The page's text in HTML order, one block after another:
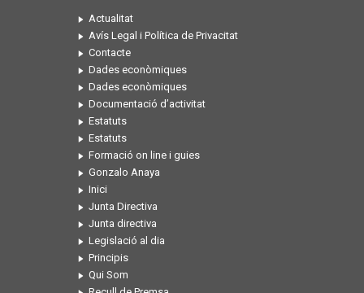
Actualitat
Avís Legal i Política de Privacitat
Contacte
Dades econòmiques
Dades econòmiques
Documentació d’activitat
Estatuts
Estatuts
Formació on line i guies
Gonzalo Anaya
Inici
Junta Directiva
Junta directiva
Legislació al dia
Principis
Qui Som